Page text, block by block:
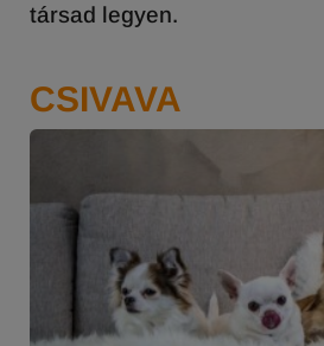
társad legyen.
CSIVAVA